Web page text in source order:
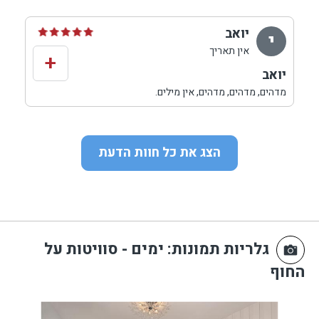
מושלם מכל הבחינות. אין ספק שעשינו בחירה מוצלחת
ושנמליץ, למרות שהתמונות והסטורי שעשינו מכאן כבר עשו
את העבודה.
י יואב
אין תאריך
יואב
מדהים, מדהים, מדהים, אין מילים.
אירוח מפנק, מקשיב וכיפי.
+
הצג את כל חוות הדעת
גלריות תמונות: ימים - סוויטות על
החוף